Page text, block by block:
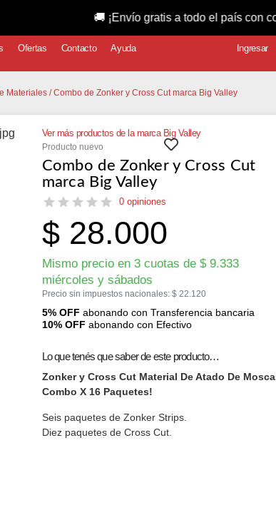
Ofertas Contacto Ayuda Ingresar
Materiales / Combo de Zonker y Cross Cut marca Big Valley
Ver más productos de la marca Big Valley
Producto nuevo
Combo de Zonker y Cross Cut
marca Big Valley
0 opiniones
$28.000
Mismo precio en 3 cuotas de $9.333
miércoles y sábados
Precio sin impuestos nacionales: $22.120
5% OFF abonando con Transferencia bancaria
10% OFF abonando con Efectivo
Lo que tenés que saber de este producto…
Zonker y Cross Cut Material De Atado De
Combo X 16 Paquetes!
Seis paquetes de Zonker Strips.
Diez paquetes de Cross Cut.
🚚 ¡Envío gratis a todo el país con compras